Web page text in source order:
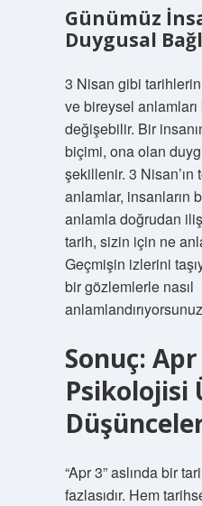
Günümüz
Duygusal
3 Nisan gibi
ve bireysel
değişebilir. Bir
biçimi, ona olan
şekillenir. 3 Nisan’ın
anlamlar, insanların
anlamla doğrudan
tarih, sizin için ne
Geçmişin izlerini
bir gözlemlerle nasıl
Sonuç:
Psikolojisi
“Apr 3” aslında bir
fazlasıdır. Hem